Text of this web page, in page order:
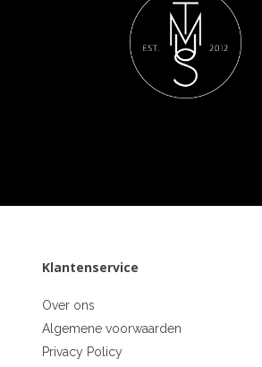
Klantenservice
Over ons
Algemene voorwaarden
Privacy Policy